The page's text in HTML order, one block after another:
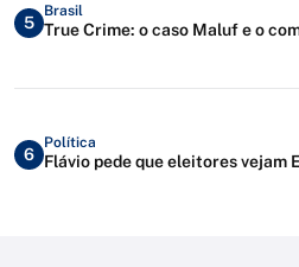
5
Brasil
True Crime: o caso Maluf e o
6
Política
Flávio pede que eleitores vejam